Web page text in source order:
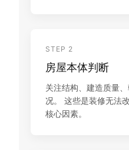
STEP 2
房屋本体判断
关注结构、建造质量
况。 这些是装修无法
核心因素。